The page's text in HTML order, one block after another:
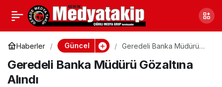
Haberler Güncel
Geredeli Banka Müdürü
Geredeli Banka Müdürü Gözaltına
Alındı
Geredeli Banka Müdürü
Gözaltına Alındı
0